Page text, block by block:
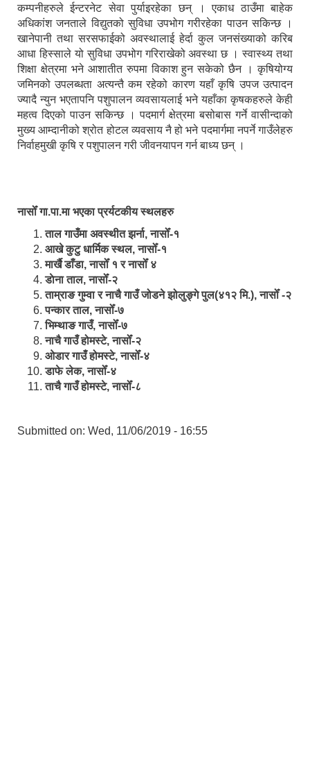
कम्पनीहरुले ईन्टरनेट सेवा पुर्याइरहेका छन् । एकाध ठाउँमा बाहेक
अधिकांश जनताले विद्युतको सुविधा उपभोग गरीरहेका पाउन सकिन्छ ।
खानेपानी तथा सरसफाईको अवस्थालाई हेर्दा कुल जनसंख्याको करिब
आधा हिस्साले यो सुविधा उपभोग गरिराखेको अवस्था छ । स्वास्थ्य तथा
शिक्षा क्षेत्रमा भने आशातीत रुपमा विकाश हुन सकेको छैन । कृषियोग्य
जमिनको उपलब्धता अत्यन्तै कम रहेको कारण यहाँ कृषि उपज उत्पादन
ज्यादै न्युन भएतापनि पशुपालन व्यवसायलाई भने यहाँका कृषकहरुले केही
महत्व दिएको पाउन सकिन्छ । पदमार्ग क्षेत्रमा बसोबास गर्ने वासीन्दाको
मुख्य आम्दानीको श्रोत होटल व्यवसाय नै हो भने पदमार्गमा नपर्ने गाउँलेहरु
निर्वाहमुखी कृषि र पशुपालन गरी जीवनयापन गर्न बाध्य छन् ।
नासोँ गा.पा.मा भएका प्रर्यटकीय स्थलहरु
ताल गाउँमा अवस्थीत झर्ना, नासोँ-१
आखे कुटु धार्मिक स्थल, नासोँ-१
मार्खै डाँडा, नासोँ १ र नासोँ ४
डाेना ताल, नासोँ-२
ताम्राङ गुम्वा र नाचै गाउँ जोडने झोलुङ्गे पुल(४१२ मि.), नासोँ -२
पन्कार ताल, नासोँ-७
भिम्थाङ गाउँ, नासोँ-७
नाचै गाउँ होमस्टे, नासोँ-२
ओ‍‍‌डार गाउँ होमस्टे, नासोँ-४
डाफे लेक, नासोँ-४
ताचै गाउँ होमस्टे, नासोँ-८
Submitted on: Wed, 11/06/2019 - 16:55